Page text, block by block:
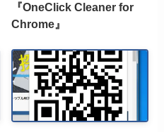
『OneClick Cleaner for
Chrome』